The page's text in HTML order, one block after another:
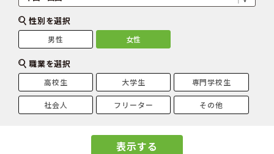
性別を選択
男性 女性
職業を選択
高校生 大学生 専門学校生
社会人 フリーター その他
表示する